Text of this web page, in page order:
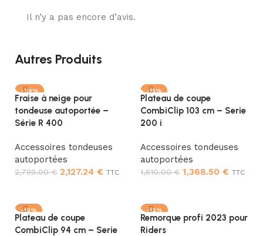
Il n’y a pas encore d’avis.
Autres Produits
-24%
Fraise à neige pour
tondeuse autoportée –
Série R 400
Accessoires tondeuses
autoportées
2,799.00€ 2,127.24 € TTC
-15%
Plateau de coupe
CombiClip 103 cm – Serie
200 i
Accessoires tondeuses
autoportées
1,610.00€ 1,368.50 € TTC
-10%
Plateau de coupe
CombiClip 94 cm – Serie
-12%
Remorque profi 2023 pour
Riders